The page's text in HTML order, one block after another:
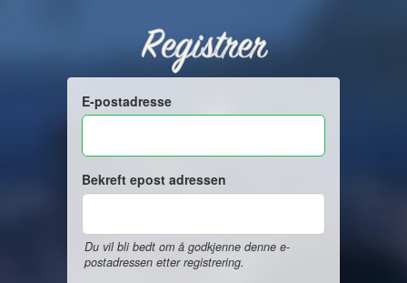
Registrer
E-postadresse
Bekreft epost adressen
Du vil bli bedt om å godkjenne denne e-
postadressen etter registrering.